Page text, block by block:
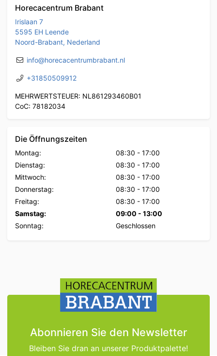
Horecacentrum Brabant
Irislaan 7
5595 EH Leende
Noord-Brabant, Nederland
info@horecacentrumbrabant.nl
+31850509912
MEHRWERTSTEUER: NL861293460B01
CoC: 78182034
Die Öffnungszeiten
Montag: 08:30 - 17:00
Dienstag:
08:30 - 17:00
Mittwoch:
08:30 - 17:00
Donnerstag:
08:30 - 17:00
Freitag:
08:30 - 17:00
Samstag:
09:00 - 13:00
Sonntag:
Geschlossen
Abonnieren Sie den Newsletter
Bleiben Sie dran an unserer Produktpalette!